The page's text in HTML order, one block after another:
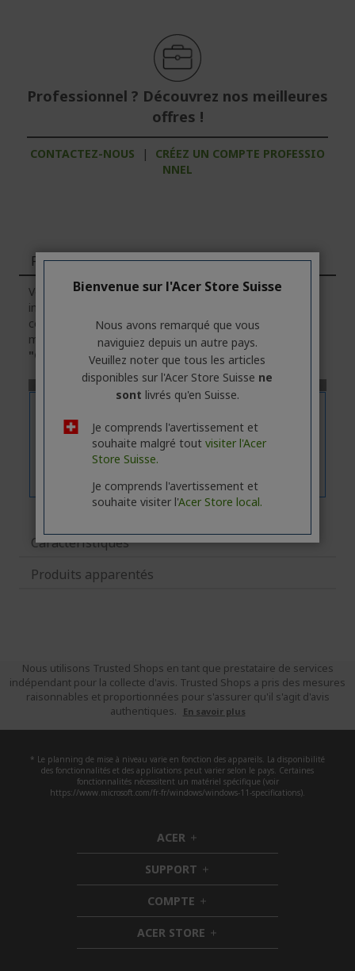
Professionnel ? Découvrez nos meilleures
offres !
CONTACTEZ-NOUS |
CRÉEZ UN COMPTE PROFESSIO
NNEL
Fonctions
Veuillez noter que l'onglet "Fonctions"contient des
informations générales sur la série des produits. Pour
connaître les caractéristiques techniques exactes du
modèle sélectionné, veuillezcliquer sur l'onglet
"Caractéristiques".
Caractéristiques
Produits apparentés
Nous utilisons Trusted Shops en tant que prestataire de services
indépendant pour la collecte d'avis. Trusted Shops a pris des mesures
raisonnables et proportionnées pour s'assurer qu'il s'agit d'avis
authentiques.
En savoir plus
* Le planning de mise à niveau varie en fonction des appareils. La disponibilité
des fonctionnalités et des applications peut varier selon le pays. Certaines
fonctionnalités nécessitent un matériel spécifique (voir
https://www.microsoft.com/fr-fr/windows/windows-11-specifications).
ACER h
i
d
d
e
n
SUPPORT h
i
d
d
e
n
COMPTE h
i
d
d
ACER STORE h
i
Bienvenue sur l'Acer Store Suisse
Nous avons remarqué que vous
naviguiez depuis un autre pays.
Veuillez noter que tous les articles
disponibles sur l'Acer Store Suisse ne
sont livrés qu'en Suisse.
Je comprends l'avertissement et
souhaite malgré tout visiter l'Acer
Store Suisse.
Je comprends l'avertissement et
souhaite visiter l'Acer Store local.